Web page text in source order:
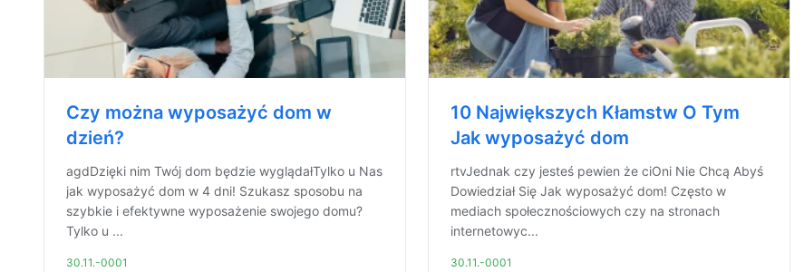
Czy można wyposażyć dom w
dzień?
agdDzięki nim Twój dom będzie wyglądałTylko u Nas
jak wyposażyć dom w 4 dni! Szukasz sposobu na
szybkie i efektywne wyposażenie swojego domu?
Tylko u ...
30.11.-0001
10 Największych Kłamstw O Tym
Jak wyposażyć dom
rtvJednak czy jesteś pewien że ciOni Nie Chcą Abyś
Dowiedział Się Jak wyposażyć dom! Często w
mediach społecznościowych czy na stronach
internetowyc...
30.11.-0001